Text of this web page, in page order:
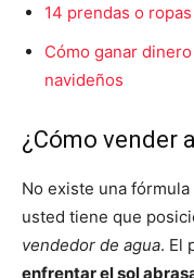
14 prendas o
Cómo ganar
navideños
¿Cómo vender
No existe una
usted tiene que
vendedor de agua. El
enfrentar el sol